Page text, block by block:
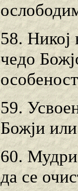
58. Никој
чедо
59.
Божји
60.
да се